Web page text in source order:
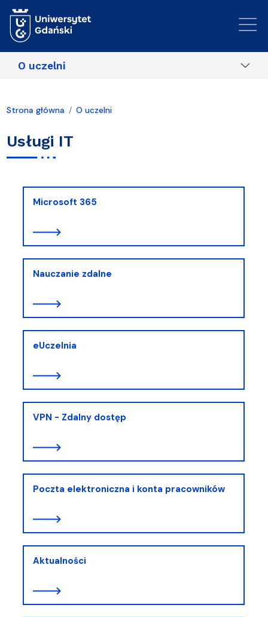
O uczelni
Strona główna O uczelni
Usługi IT
Microsoft 365
Nauczanie zdalne
eUczelnia
VPN - Zdalny dostęp
Poczta elektroniczna i konta pracowników
Aktualności